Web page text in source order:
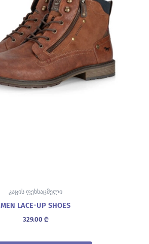
კაცის ფეხსაცმელი
MEN LACE-UP SHOES
329.00 ₾
product
page